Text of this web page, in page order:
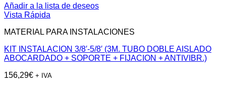
Añadir a la lista de deseos
Vista Rápida
MATERIAL PARA INSTALACIONES
KIT INSTALACION 3/8′-5/8′ (3M. TUBO DOBLE AISLADO
ABOCARDADO + SOPORTE + FIJACION + ANTIVIBR.)
156,29€ + IVA